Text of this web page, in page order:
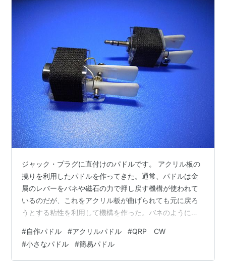
ジャック・プラグに直付けのパドルです。 アクリル板の
撓りを利用したパドルを作ってきた。通常、パドルは金
属のレバーをバネや磁石の力で押し戻す機構が使われて
いるのだが、これをアクリル板が曲げられても元に戻ろ
うとする粘性を利用して機構を作った。バネのように強
を調整することで適度の撓りが得られる。押されて元に
戻るだけなので振れ留めを付ける必要もない。簡単な機
構でパドルの機能を得ることができる。 接点に関しては
#自作パドル #アクリルパドル #QRP CW
#小さなパドル #簡易パドル